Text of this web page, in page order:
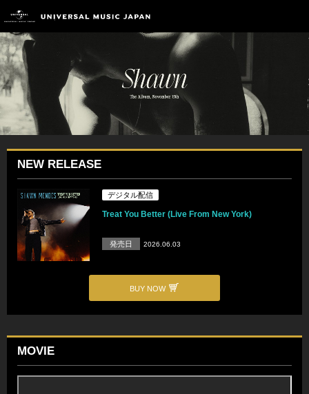
NEW RELEASE
デジタル配信
Treat You Better (Live From New York)
発売日 2026.06.03
BUY NOW
MOVIE